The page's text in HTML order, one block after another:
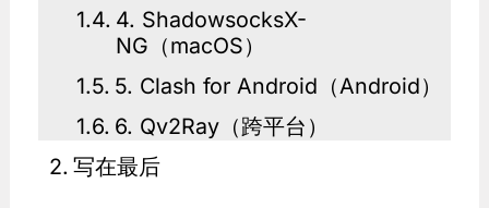
4. ShadowsocksX-
NG（macOS）
5. Clash for Android（Android）
6. Qv2Ray（跨平台）
写在最后